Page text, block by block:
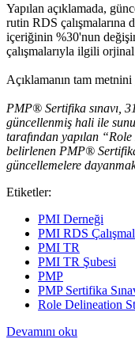
Yapılan açıklamada,
rutin RDS çalışmalarına
içeriğinin %30'nun
çalışmalarıyla ilgili
Açıklamanın tam
PMP® Sertifika sınavı,
güncellenmiş hali ile
tarafından yapılan
belirlenen PMP®
güncellemelere
Etiketler:
PMI Derneği
PMI RDS
PMI TR
PMI TR Şubesi
PMP
PMP Sertifika
Role Delineation
Devamını oku